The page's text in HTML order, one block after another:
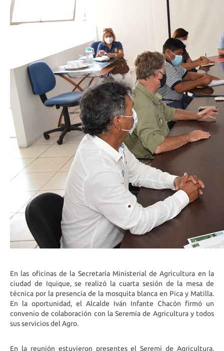
En las oficinas de la Secretaría Ministerial de Agricultura en la
ciudad de Iquique, se realizó la cuarta sesión de la mesa de
técnica por la presencia de la mosquita blanca en Pica y Matilla.
En la oportunidad, el Alcalde Iván Infante Chacón firmó un
convenio de colaboración con la Seremía de Agricultura y todos
sus servicios del Agro.
En la reunión estuvieron presentes el Seremi de Agricultura,